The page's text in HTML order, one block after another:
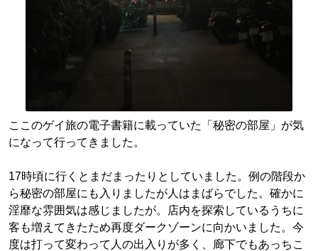
ここのゲイ旅の電子書籍に載っていた「秘密の部屋」が気
になって行ってきました。
17時頃に行くとまだまったりとしていました。例の階段か
ら秘密の部屋にも入りましたが人はまばらでした。確かに
淫靡な雰囲気は感じましたが。店内を探索しているうちに
客も増えてきたため再度ダークゾーンに向かいました。今
度は打って変わって人の出入りが多く、廊下でもあっちこ